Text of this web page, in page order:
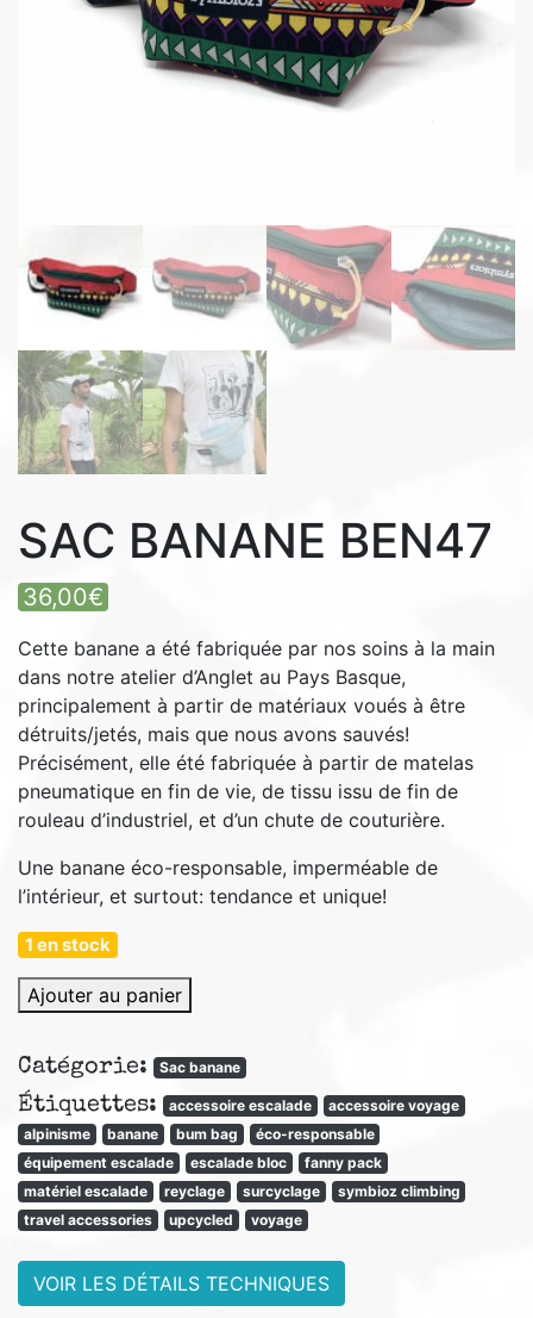
SAC BANANE BEN47
36,00€
Cette banane a été fabriquée par nos soins à la main
dans notre atelier d’Anglet au Pays Basque,
principalement à partir de matériaux voués à être
détruits/jetés, mais que nous avons sauvés!
Précisément, elle été fabriquée à partir de matelas
pneumatique en fin de vie, de tissu issu de fin de
rouleau d’industriel, et d’un chute de couturière.
Une banane éco-responsable, imperméable de
l’intérieur, et surtout: tendance et unique!
1 en stock
quantité
de
banane
BEN47
Ajouter au panier
Catégorie: Sac banane
Étiquettes: accessoire escalade
accessoire voyage
alpinisme
banane bum bag
éco-responsable
équipement escalade
escalade bloc
fanny pack
matériel escalade
reyclage surcyclage
symbioz climbing
travel accessories
upcycled voyage
VOIR LES DÉTAILS TECHNIQUES